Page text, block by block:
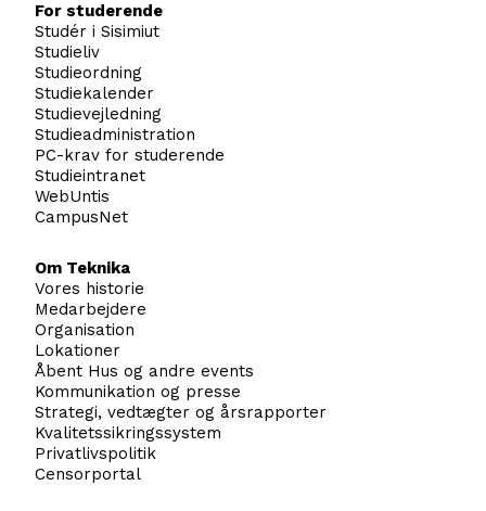
For studerende
Studér i Sisimiut
Studieliv
Studieordning
Studiekalender
Studievejledning
Studieadministration
PC-krav for studerende
Studieintranet
WebUntis
CampusNet
Om Teknika
Vores historie
Medarbejdere
Organisation
Lokationer
Åbent Hus og andre events
Kommunikation og presse
Strategi, vedtægter og årsrapporter
Kvalitetssikringssystem
Privatlivspolitik
Censorportal